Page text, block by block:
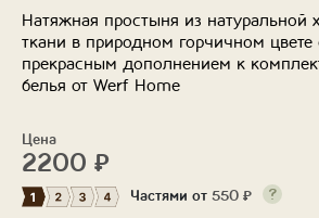
Натяжная простыня из натуральной
ткани в природном горчичном цвете
прекрасным дополнением к
белья от Werf Home
Цена
2200 ₽
Частями от 550 ₽